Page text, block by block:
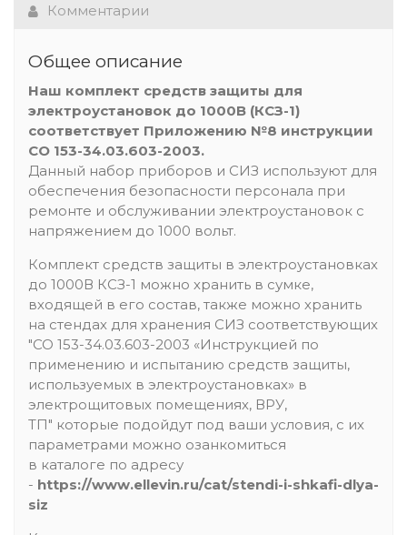
Комментарии
Общее описание
Наш комплект средств защиты для
электроустановок до 1000В (КСЗ-1)
соответствует Приложению №8 инструкции
СО 153-34.03.603-2003.
Данный набор приборов и СИЗ используют для
обеспечения безопасности персонала при
ремонте и обслуживании электроустановок с
напряжением до 1000 вольт.
Комплект средств защиты в электроустановках
до 1000В КСЗ-1 можно хранить в сумке,
входящей в его состав, также можно хранить
на стендах для хранения СИЗ соответствующих
"СО 153-34.03.603-2003 «Инструкцией по
применению и испытанию средств защиты,
используемых в электроустановках» в
электрощитовых помещениях, ВРУ,
ТП" которые подойдут под ваши условия, с их
параметрами можно озанкомиться
в каталоге по адресу
- https://www.ellevin.ru/cat/stendi-i-shkafi-dlya-
siz